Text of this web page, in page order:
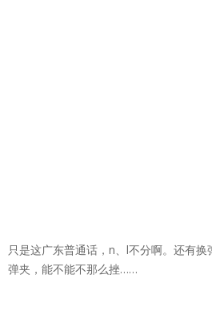
只是这广东普通话，n、l不分啊。还有
弹夹，能不能不那么挫……